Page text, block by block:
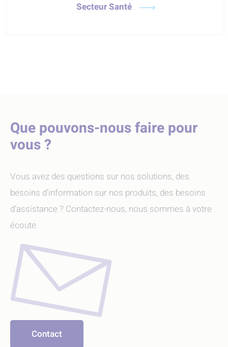
Secteur Santé
Que pouvons-nous faire pour
vous ?
Vous avez des questions sur nos solutions, des
besoins d'information sur nos produits, des besoins
d’assistance ? Contactez-nous, nous sommes à votre
écoute.
Contact